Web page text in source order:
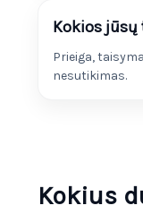
Kokios jūsų
Prieiga,
nesutikimas.
Kokius